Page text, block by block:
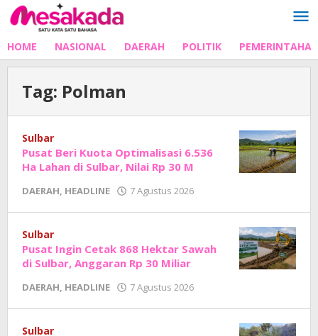
Lewati
ke
HOME NASIONAL DAERAH POLITIK
Tag: Polman
Sulbar
Pusat Beri Kuota Optimalisasi 6.536
Ha Lahan di Sulbar, Nilai Rp 30 M
DAERAH, HEADLINE 7 Agustus 2026
Junaedi
Sulbar
Pusat Ingin Cetak 868 Hektar Sawah
di Sulbar, Anggaran Rp 30 Miliar
DAERAH, HEADLINE 7 Agustus 2026
Junaedi
Sulbar